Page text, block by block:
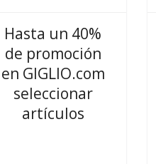
Hasta un 40%
de promoción
en GIGLIO.com
seleccionar
artículos